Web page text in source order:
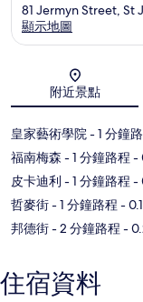
81 Jermyn Street, St
顯示地圖
附近景點
皇家藝術學院- 1 分鐘
福南梅森 - 1 分鐘路程 -
皮卡迪利 - 1 分鐘路程 -
哲麥街- 1 分鐘路程 -
邦德街- 2 分鐘路程 -
住宿資料